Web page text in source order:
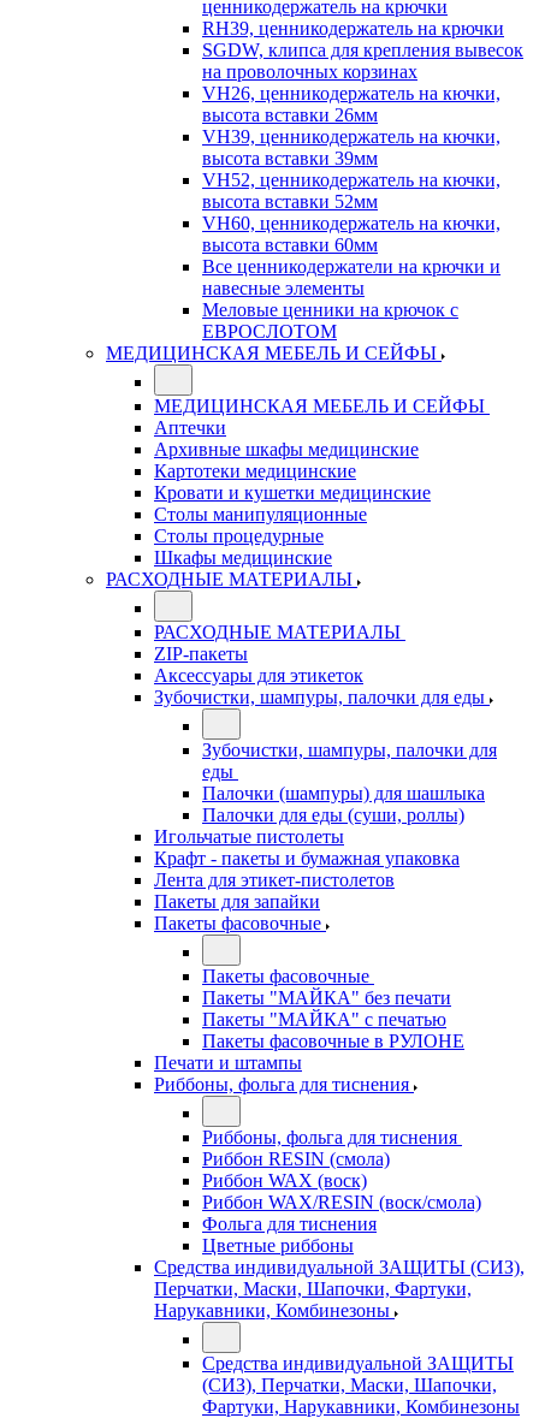
ценникодержатель на крючки
RH39, ценникодержатель на крючки
SGDW, клипса для крепления вывесок
на проволочных корзинах
VH26, ценникодержатель на кючки,
высота вставки 26мм
VH39, ценникодержатель на кючки,
высота вставки 39мм
VH52, ценникодержатель на кючки,
высота вставки 52мм
VH60, ценникодержатель на кючки,
высота вставки 60мм
Все ценникодержатели на крючки и
навесные элементы
Меловые ценники на крючок с
ЕВРОСЛОТОМ
МЕДИЦИНСКАЯ МЕБЕЛЬ И СЕЙФЫ
МЕДИЦИНСКАЯ МЕБЕЛЬ И СЕЙФЫ
Аптечки
Архивные шкафы медицинские
Картотеки медицинские
Кровати и кушетки медицинские
Столы манипуляционные
Столы процедурные
Шкафы медицинские
РАСХОДНЫЕ МАТЕРИАЛЫ
РАСХОДНЫЕ МАТЕРИАЛЫ
ZIP-пакеты
Аксессуары для этикеток
Зубочистки, шампуры, палочки для еды
Зубочистки, шампуры, палочки для
еды
Палочки (шампуры) для шашлыка
Палочки для еды (суши, роллы)
Игольчатые пистолеты
Крафт - пакеты и бумажная упаковка
Лента для этикет-пистолетов
Пакеты для запайки
Пакеты фасовочные
Пакеты фасовочные
Пакеты "МАЙКА" без печати
Пакеты "МАЙКА" с печатью
Пакеты фасовочные в РУЛОНЕ
Печати и штампы
Риббоны, фольга для тиснения
Риббоны, фольга для тиснения
Риббон RESIN (смола)
Риббон WAX (воск)
Риббон WAX/RESIN (воск/смола)
Фольга для тиснения
Цветные риббоны
Средства индивидуальной ЗАЩИТЫ (СИЗ),
Перчатки, Маски, Шапочки, Фартуки,
Нарукавники, Комбинезоны
Средства индивидуальной ЗАЩИТЫ
(СИЗ), Перчатки, Маски, Шапочки,
Фартуки, Нарукавники, Комбинезоны